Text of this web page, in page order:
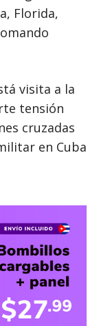
Florida,
visita a la
tensión
cruzadas
en Cuba